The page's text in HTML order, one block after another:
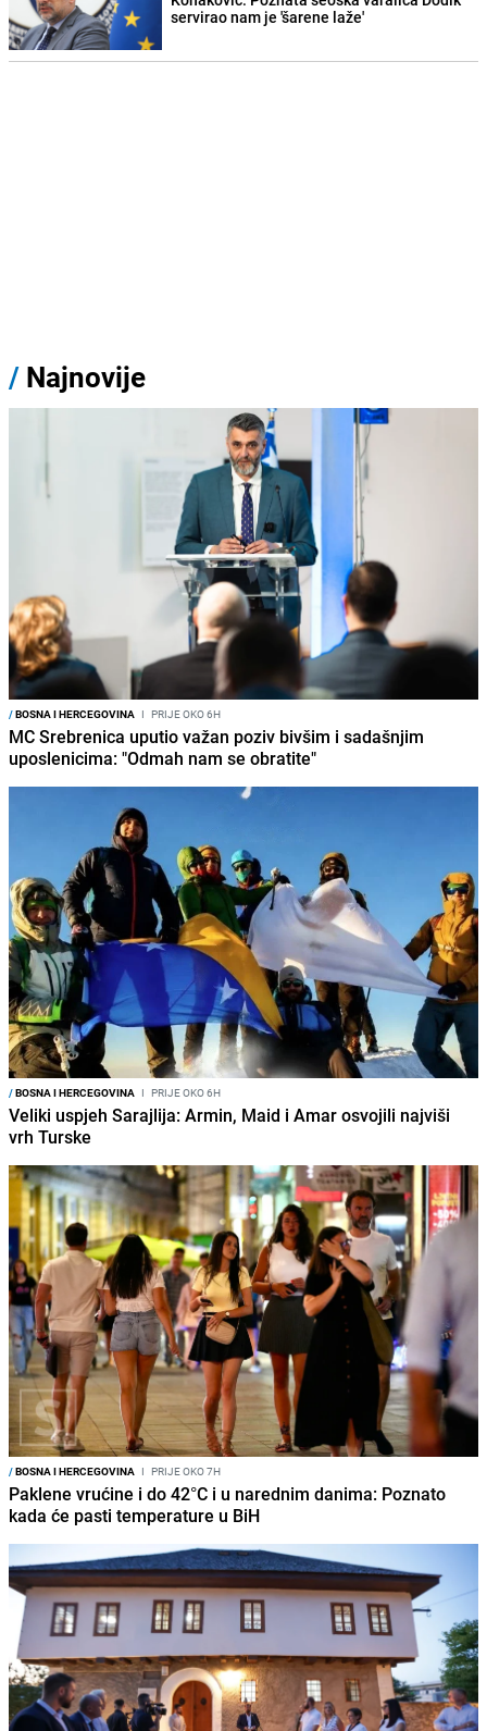
servirao nam je 'šarene laže'
/ Najnovije
/BOSNA I HERCEGOVINA I PRIJE OKO 6H
MC Srebrenica uputio važan poziv bivšim i sadašnjim
uposlenicima: "Odmah nam se obratite"
/BOSNA I HERCEGOVINA I PRIJE OKO 6H
Veliki uspjeh Sarajlija: Armin, Maid i Amar osvojili najviši
vrh Turske
/BOSNA I HERCEGOVINA I PRIJE OKO 7H
Paklene vrućine i do 42°C i u narednim danima: Poznato
kada će pasti temperature u BiH